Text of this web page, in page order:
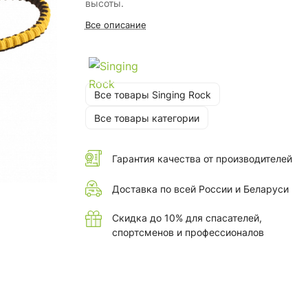
высоты.
Все описание
Все товары Singing Rock
Все товары категории
Гарантия качества от производителей
Доставка по всей России и Беларуси
Скидка до 10% для спасателей,
спортсменов и профессионалов